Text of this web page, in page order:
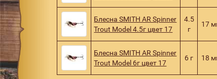
Блесна SMITH AR Spinner
Trout Model 4.5г цвет 17
4.5
г
17
Блесна SMITH AR Spinner
Trout Model 6г цвет 17
6 г 18